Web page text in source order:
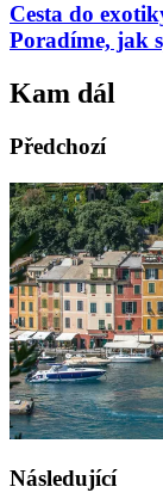
Cesta do
Poradíme, jak
Kam dál
Předchozí
Následující